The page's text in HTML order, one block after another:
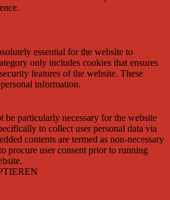
essential for the website to
only includes cookies that ensures
features of the website. These
information.
be particularly necessary for the website
to collect user personal data via
contents are termed as non-necessary
procure user consent prior to running